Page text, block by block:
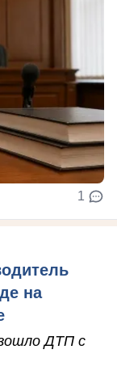
1
на
ДТП с